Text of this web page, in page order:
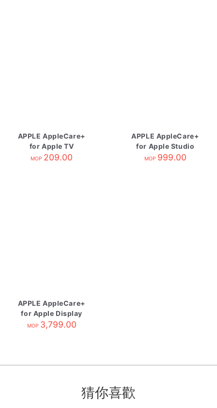
APPLE AppleCare+
for Apple TV
MOP 209.00
APPLE AppleCare+
for Apple Studio
Display
MOP 999.00
APPLE AppleCare+
for Apple Display
MOP 3,799.00
猜你喜歡